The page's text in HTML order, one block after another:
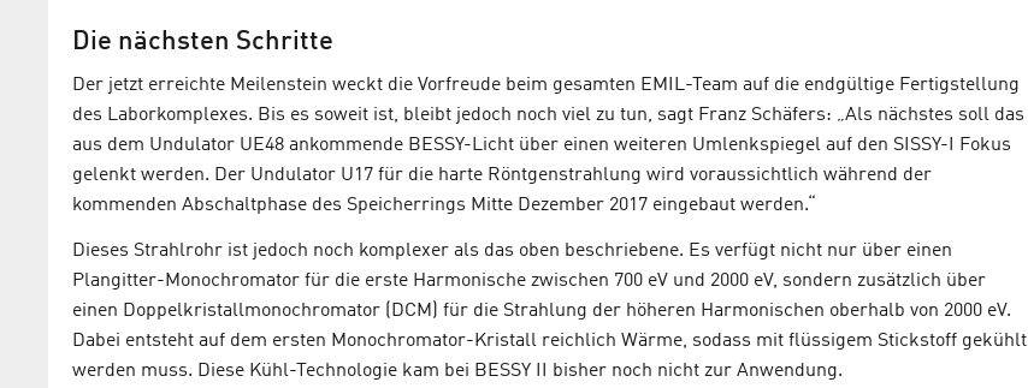
Die nächsten Schritte
Der jetzt erreichte Meilenstein weckt die Vorfreude beim gesamten EMIL-Team auf die endgültige Fertigstellung
des Laborkomplexes. Bis es soweit ist, bleibt jedoch noch viel zu tun, sagt Franz Schäfers: „Als nächstes soll das
aus dem Undulator UE48 ankommende BESSY-Licht über einen weiteren Umlenkspiegel auf den SISSY-I Fokus
gelenkt werden. Der Undulator U17 für die harte Röntgenstrahlung wird voraussichtlich während der
kommenden Abschaltphase des Speicherrings Mitte Dezember 2017 eingebaut werden.“
Dieses Strahlrohr ist jedoch noch komplexer als das oben beschriebene. Es verfügt nicht nur über einen
Plangitter-Monochromator für die erste Harmonische zwischen 700 eV und 2000 eV, sondern zusätzlich über
einen Doppelkristallmonochromator (DCM) für die Strahlung der höheren Harmonischen oberhalb von 2000 eV.
Dabei entsteht auf dem ersten Monochromator-Kristall reichlich Wärme, sodass mit flüssigem Stickstoff gekühlt
werden muss. Diese Kühl-Technologie kam bei BESSY II bisher noch nicht zur Anwendung.